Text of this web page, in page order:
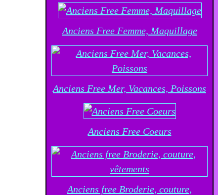
Anciens Free Femme, Maquillage
Anciens Free Mer, Vacances, Poissons
Anciens Free Coeurs
Anciens free Broderie, couture,